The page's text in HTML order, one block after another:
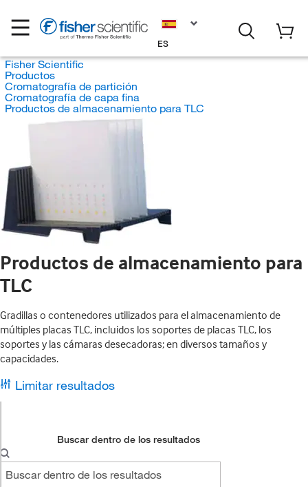
ES
Fisher Scientific
Productos
Cromatografía de partición
Cromatografía de capa fina
Productos de almacenamiento para TLC
Productos de almacenamiento para
TLC
Gradillas o contenedores utilizados para el almacenamiento de
múltiples placas TLC, incluidos los soportes de placas TLC, los
soportes y las cámaras desecadoras; en diversos tamaños y
capacidades.
Limitar resultados
Buscar dentro de los resultados